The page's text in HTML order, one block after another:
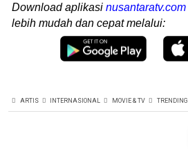
Download aplikasi nusantaratv.com
lebih mudah dan cepat melalui:
ARTIS INTERNASIONAL MOVIE & TV TRENDING